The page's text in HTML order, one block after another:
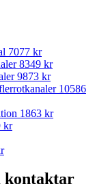
7077 kr
8349 kr
9873 kr
10586
1863 kr
kr
kontaktar